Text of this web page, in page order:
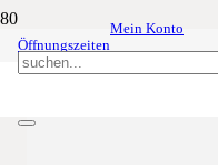
Öffnungszeiten
Mein Konto
13Jan20:0023:59